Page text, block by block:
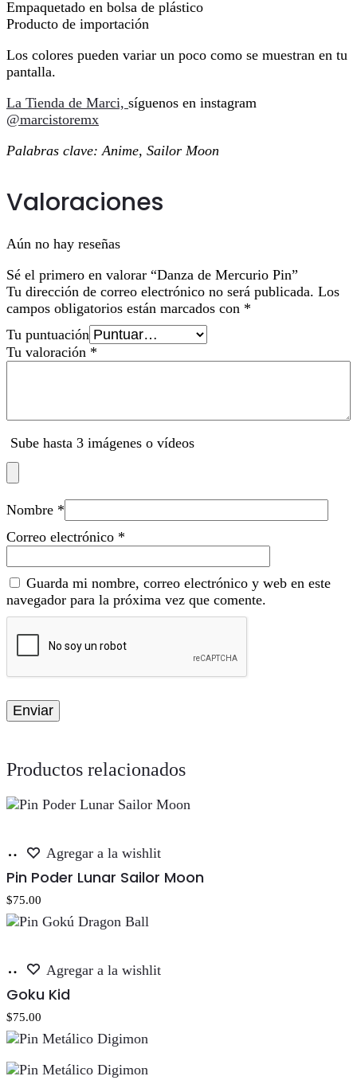
Empaquetado en bolsa de plástico
Producto de importación
Los colores pueden variar un poco como se muestran en tu
pantalla.
La Tienda de Marci, síguenos en instagram
@marcistoremx
Palabras clave: Anime, Sailor Moon
Valoraciones
Aún no hay reseñas
Sé el primero en valorar “Danza de Mercurio Pin”
Tu dirección de correo electrónico no será publicada. Los
campos obligatorios están marcados con *
Tu puntuación
Tu valoración *
Sube hasta 3 imágenes o vídeos
Nombre *
Correo electrónico *
Guarda mi nombre, correo electrónico y web en este
navegador para la próxima vez que comente.
Productos relacionados
Añadir
carrito
Agregar a la wishlit
Pin Poder Lunar Sailor Moon
$75.00
Añadir
carrito
Agregar a la wishlit
Goku Kid
$75.00